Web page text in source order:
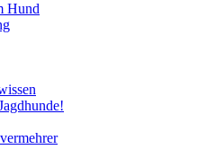
Hund